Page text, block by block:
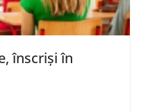
înscriși în